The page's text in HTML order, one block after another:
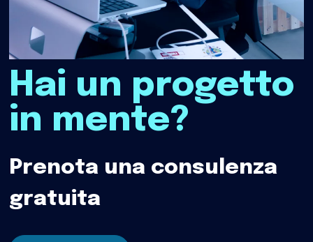
Hai un progetto
in mente?
Prenota una consulenza
gratuita